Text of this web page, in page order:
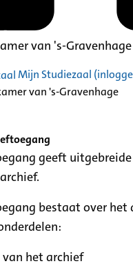
van 's-Gravenhage
Mijn Studiezaal
van 's-Gravenhage
geeft
bestaat over het
van het archief